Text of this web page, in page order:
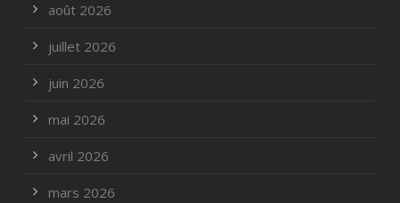
août 2026
juillet 2026
juin 2026
mai 2026
avril 2026
mars 2026